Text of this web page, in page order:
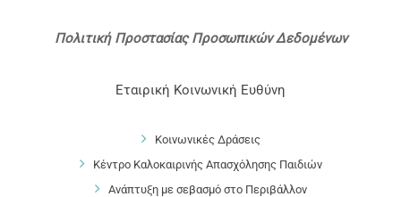
Πολιτική Προστασίας Προσωπικών Δεδομένων
Εταιρική Κοινωνική Ευθύνη
Κοινωνικές Δράσεις
Κέντρο Καλοκαιρινής Απασχόλησης Παιδιών
Ανάπτυξη με σεβασμό στο Περιβάλλον